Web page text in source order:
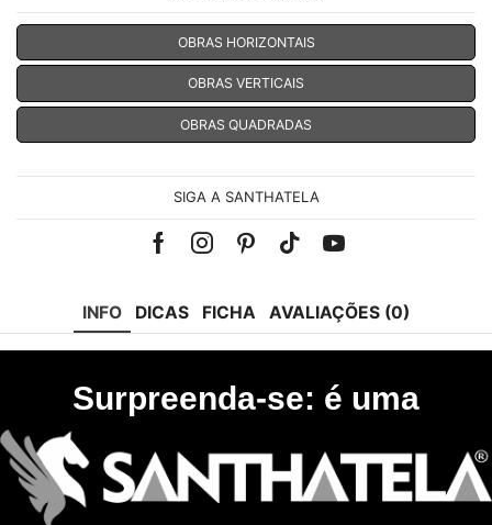
OBRAS HORIZONTAIS
OBRAS VERTICAIS
OBRAS QUADRADAS
SIGA A SANTHATELA
Facebook
Instagram
Pinterest
Tik-Youtube
INFO DICAS FICHA AVALIAÇÕES (0)
Surpreenda-se: é uma